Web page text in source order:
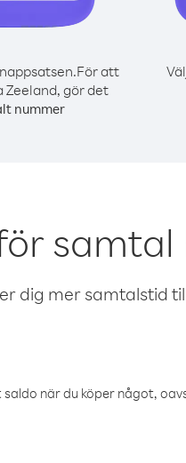
För att
Zeeland, gör det
nummer
samtal
dig mer samtalstid
när du köper något,